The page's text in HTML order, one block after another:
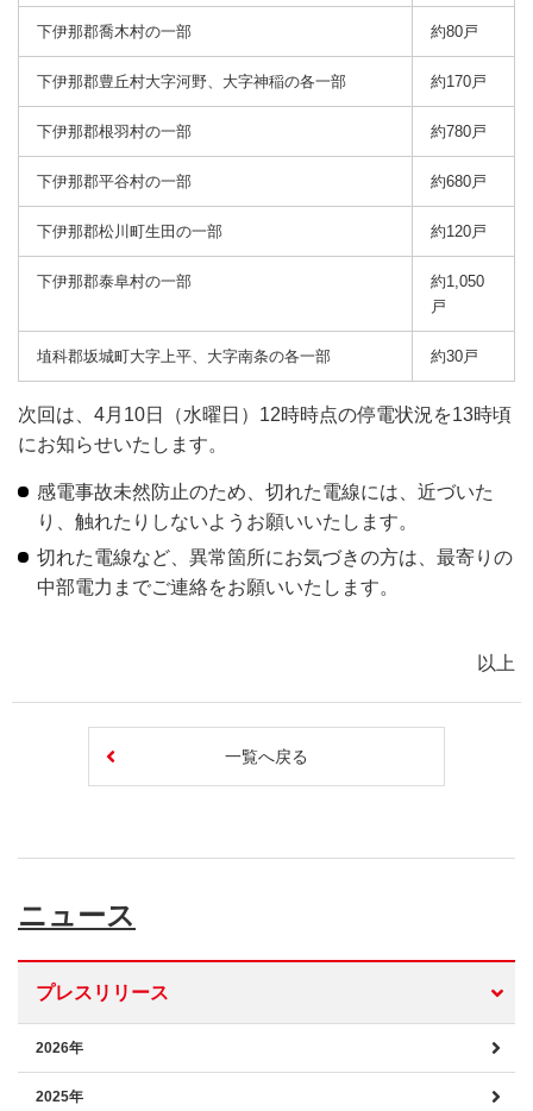
下伊那郡喬木村の一部 約80戸
下伊那郡豊丘村大字河野、大字神稲の各一部 約170戸
下伊那郡根羽村の一部 約780戸
下伊那郡平谷村の一部 約680戸
下伊那郡松川町生田の一部 約120戸
下伊那郡泰阜村の一部
約1,050
戸
埴科郡坂城町大字上平、大字南条の各一部 約30戸
次回は、4月10日（水曜日）12時時点の停電状況を13時頃
にお知らせいたします。
感電事故未然防止のため、切れた電線には、近づいた
り、触れたりしないようお願いいたします。
切れた電線など、異常箇所にお気づきの方は、最寄りの
中部電力までご連絡をお願いいたします。
以上
一覧へ戻る
ニュース
プレスリリース
2026年
2025年